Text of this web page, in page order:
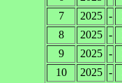
7
2025 -
8
2025 -
9
2025 -
10
2025 -